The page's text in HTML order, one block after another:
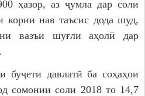
ҳазор, аз ҷумла дар соли
кории нав таъсис дода шуд,
вазъи шуғли аҳолӣ дар
буҷети давлатӣ ба соҳаҳои
сомонии соли 2018 то 14,7